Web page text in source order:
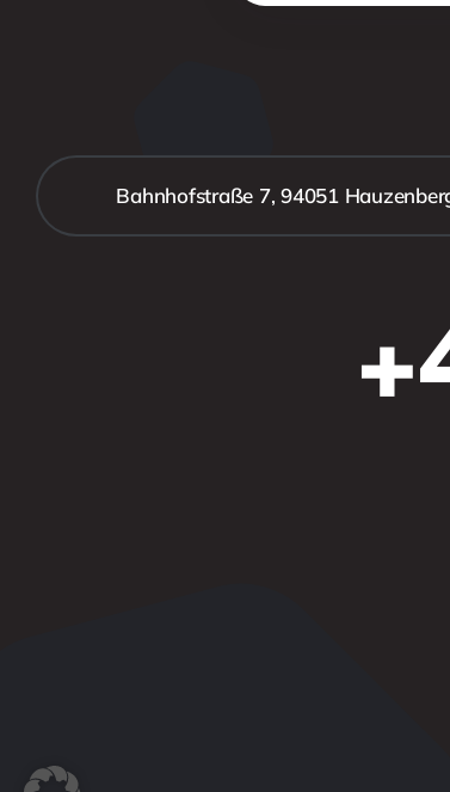
Bahnhofstraße 7, 94051